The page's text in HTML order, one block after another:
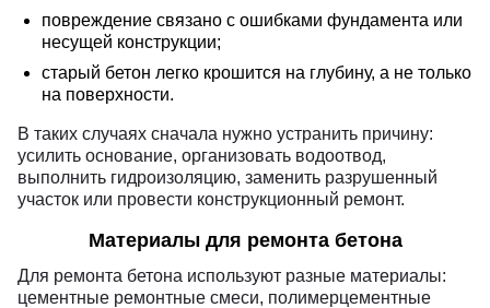
повреждение связано с ошибками фундамента или
несущей конструкции;
старый бетон легко крошится на глубину, а не только
на поверхности.
В таких случаях сначала нужно устранить причину:
усилить основание, организовать водоотвод,
выполнить гидроизоляцию, заменить разрушенный
участок или провести конструкционный ремонт.
Материалы для ремонта бетона
Для ремонта бетона используют разные материалы:
цементные ремонтные смеси, полимерцементные